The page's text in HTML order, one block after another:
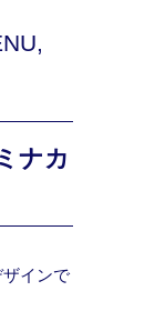
,
ナカ
インで